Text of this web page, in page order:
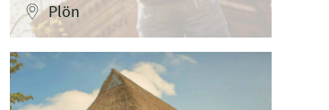
Plön